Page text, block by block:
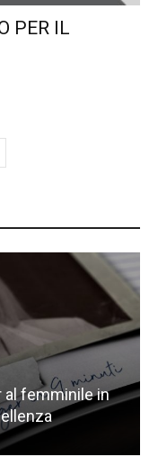
PER IL
al femminile in